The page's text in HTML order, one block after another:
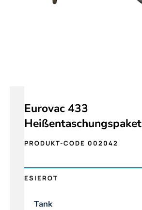
Eurovac 433
Heißentaschungspaket
PRODUKT-CODE 002042
ESIEROT
Tank